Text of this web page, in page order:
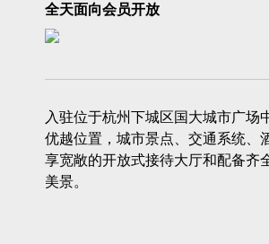
全天面向会员开放
入驻位于杭州下城区国大城市广场
优越位置，城市景点、交通系统、
享宽敞的开放式接待大厅和配备齐
美景。